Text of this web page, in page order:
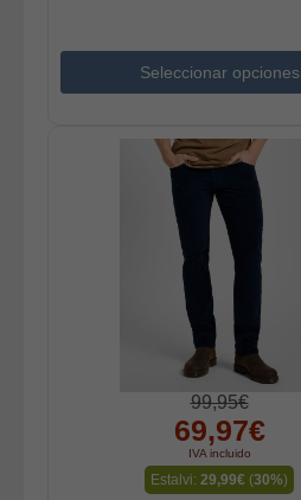
Seleccionar opciones
99,95€
69,97€
IVA incluido
Estalvi: 29,99€ (30%)